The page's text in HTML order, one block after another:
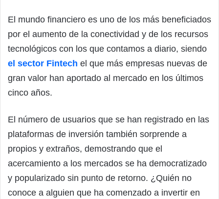
El mundo financiero es uno de los más beneficiados
por el aumento de la conectividad y de los recursos
tecnológicos con los que contamos a diario, siendo
el sector Fintech el que más empresas nuevas de
gran valor han aportado al mercado en los últimos
cinco años.
El número de usuarios que se han registrado en las
plataformas de inversión también sorprende a
propios y extraños, demostrando que el
acercamiento a los mercados se ha democratizado
y popularizado sin punto de retorno. ¿Quién no
conoce a alguien que ha comenzado a invertir en